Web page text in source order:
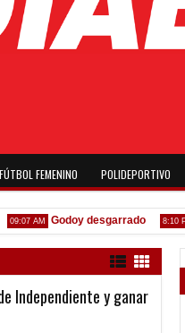
FÚTBOL FEMENINO POLIDEPORTIVO
AM Godoy desgarrado 8:10 PM
Independiente y ganar